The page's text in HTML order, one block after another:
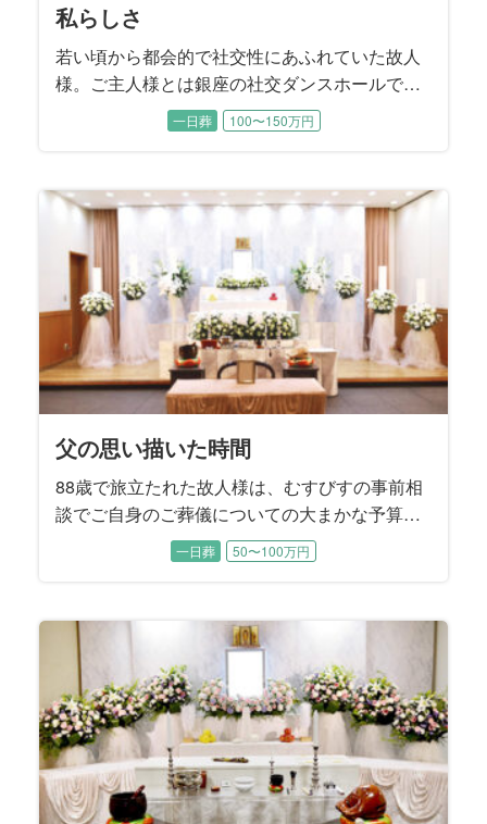
私らしさ
若い頃から都会的で社交性にあふれていた故人
様。ご主人様とは銀座の社交ダンスホールで出
逢いご結婚されました。 お元気だった頃はお洒
落をしてご長女様と一緒に都内のホテルを巡
す。
一日葬 100〜150万円
父の思い描いた時間
88歳で旅立たれた故人様は、むすびすの事前相
談でご自身のご葬儀についての大まかな予算や
方針についてお決めになられていました。 生前
から奥様と2人の息子様には、「葬儀社に話しは
されていたそうです。 お打ち合わせでは、故人
様が遺された『エンディングノート』の内容に
沿うかたちで、お式を進めていくことに決まり
ました。
一日葬 50〜100万円